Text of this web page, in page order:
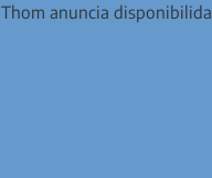
Thom anuncia